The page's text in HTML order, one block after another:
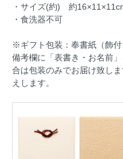
・サイズ(約) 約
・食洗器不可
※ギフト包装：奉書紙（飾
備考欄に「表書き・お名前
合は包装のみでお届け致し
えします。